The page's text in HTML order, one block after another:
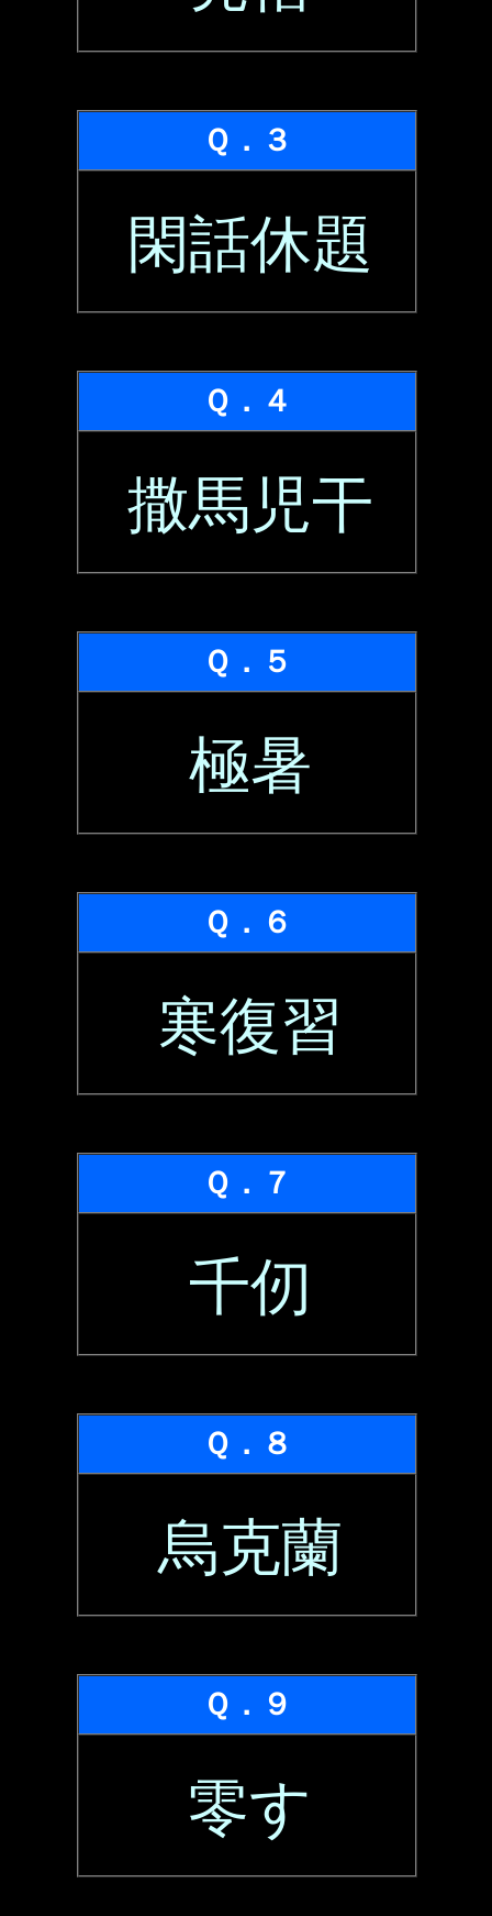
Ｑ．３
閑話休題
Ｑ．４
撒馬児干
Ｑ．５
極暑
Ｑ．６
寒復習
Ｑ．７
千仞
Ｑ．８
烏克蘭
Ｑ．９
零す